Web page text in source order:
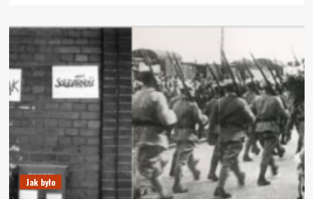
o
12.09.
Prymas,
czyli
wielkość
a
czasy
dzisiejsze.
Jak było